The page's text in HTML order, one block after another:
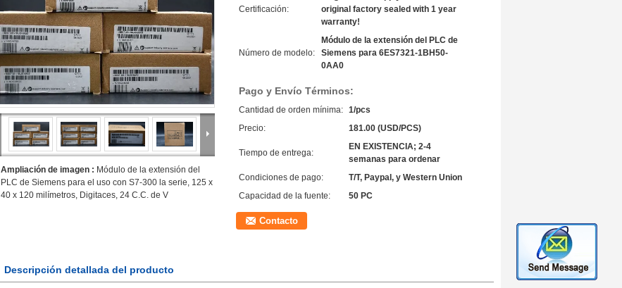
Ampliación de imagen : Módulo de la extensión del
PLC de Siemens para el uso con S7-300 la serie, 125 x
40 x 120 milímetros, Digitaces, 24 C.C. de V
Certificación:
original factory sealed with 1 year
warranty!
Número de modelo:
Módulo de la extensión del PLC de
Siemens para 6ES7321-1BH50-
0AA0
Pago y Envío Términos:
Cantidad de orden mínima: 1/pcs
Precio:
181.00 (USD/PCS)
Tiempo de entrega:
EN EXISTENCIA; 2-4
semanas para ordenar
Condiciones de pago:
T/T, Paypal, y Western Union
Capacidad de la fuente:
50 PC
Contacto
Descripción detallada del producto